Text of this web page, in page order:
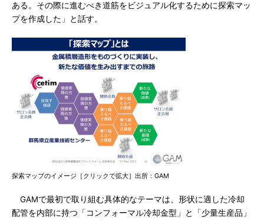
ある。その際に進むべき道筋をビジュアル化するために探索マッ
プを作成した」と話す。
探索マップのイメージ［クリックで拡大］出所：GAM
GAMで最初で取り組む具体的なテーマは、形状に適した冷却
配管を内部に持つ「コンフォーマル冷却金型」と「少量生産品」